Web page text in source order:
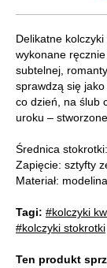
Delikatne kolczyki
wykonane
subtelnej,
sprawdzą się
co dzień, na ślub
uroku –
Średnica
Zapięcie: sztyfty
Materiał:
Tagi: #kolczyki
#kolczyki stokrotki
Ten produkt